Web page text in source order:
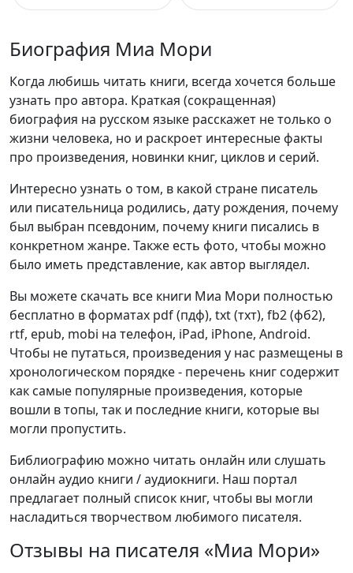
Биография Миа Мори
Когда любишь читать книги, всегда хочется больше
узнать про автора. Краткая (сокращенная)
биография на русском языке расскажет не только о
жизни человека, но и раскроет интересные факты
про произведения, новинки книг, циклов и серий.
Интересно узнать о том, в какой стране писатель
или писательница родились, дату рождения, почему
был выбран псевдоним, почему книги писались в
конкретном жанре. Также есть фото, чтобы можно
было иметь представление, как автор выглядел.
Вы можете скачать все книги Миа Мори полностью
бесплатно в форматах pdf (пдф), txt (тхт), fb2 (фб2),
rtf, epub, mobi на телефон, iPad, iPhone, Android.
Чтобы не путаться, произведения у нас размещены в
хронологическом порядке - перечень книг содержит
как самые популярные произведения, которые
вошли в топы, так и последние книги, которые вы
могли пропустить.
Библиографию можно читать онлайн или слушать
онлайн аудио книги / аудиокниги. Наш портал
предлагает полный список книг, чтобы вы могли
насладиться творчеством любимого писателя.
Отзывы на писателя «Миа Мори»